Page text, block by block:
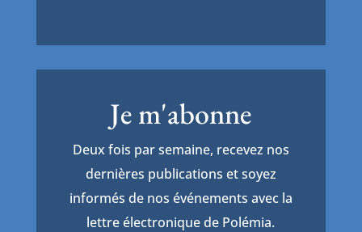
Je m'abonne
Deux fois par semaine, recevez nos
dernières publications et soyez
informés de nos événements avec la
lettre électronique de Polémia.